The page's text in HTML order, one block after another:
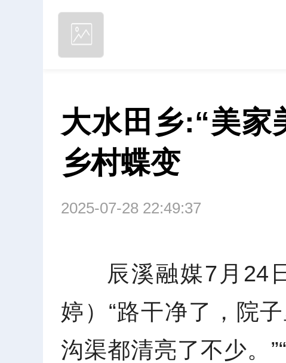
大水田乡:“美家
乡村蝶变
2025-07-28 22:49:37
辰溪融媒7月24
婷）“路干净了，院
沟渠都清亮了不少。